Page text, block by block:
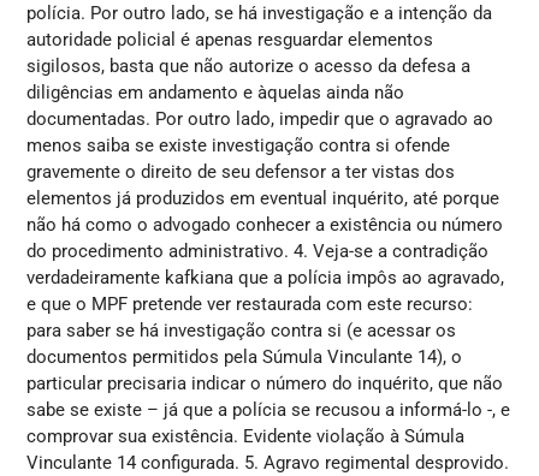
polícia. Por outro lado, se há investigação e a intenção da
autoridade policial é apenas resguardar elementos
sigilosos, basta que não autorize o acesso da defesa a
diligências em andamento e àquelas ainda não
documentadas. Por outro lado, impedir que o agravado ao
menos saiba se existe investigação contra si ofende
gravemente o direito de seu defensor a ter vistas dos
elementos já produzidos em eventual inquérito, até porque
não há como o advogado conhecer a existência ou número
do procedimento administrativo. 4. Veja-se a contradição
verdadeiramente kafkiana que a polícia impôs ao agravado,
e que o MPF pretende ver restaurada com este recurso:
para saber se há investigação contra si (e acessar os
documentos permitidos pela Súmula Vinculante 14), o
particular precisaria indicar o número do inquérito, que não
sabe se existe – já que a polícia se recusou a informá-lo -, e
comprovar sua existência. Evidente violação à Súmula
Vinculante 14 configurada. 5. Agravo regimental desprovido.